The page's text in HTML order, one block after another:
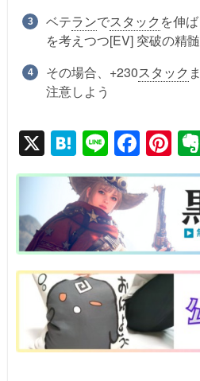
ベテランでスタック を伸
を考えつつ[EV] 突破の精
その場合、+230スタック
注意しよう
X H
at
e
n
a
Li
n
e
F
a
c
b
o
o
k
Pi
nt
er
e
st